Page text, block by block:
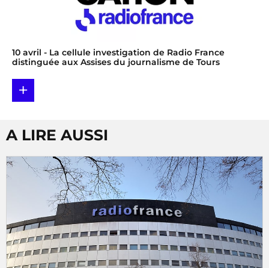
10 avril - La cellule investigation de Radio France
distinguée aux Assises du journalisme de Tours
+
A LIRE AUSSI